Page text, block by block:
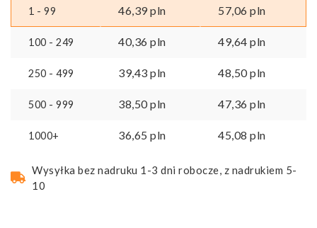
1 - 99 46,39pln 57,06 pln
100 - 249 40,36 pln 49,64 pln
250 - 499 39,43 pln 48,50pln
500 - 999 38,50pln 47,36 pln
1000+ 36,65 pln 45,08 pln
Wysyłka bez nadruku 1-3 dni robocze, z nadrukiem 5-
10